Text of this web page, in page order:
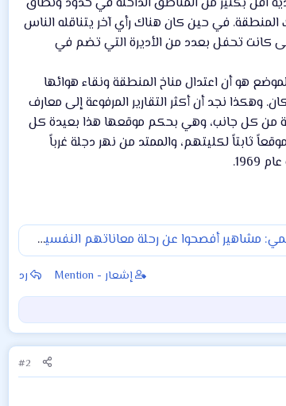
المنطقة. في حين كان هناك رأي آخر يتناقله الناس
كانت تحفل بعدد من الأديرة التي تضم في
هو أن اعتدال مناخ المنطقة ونقاء هوائها
وهكذا نجد أن أكثر التقارير المرفوعة إلى معارف
من كل جانب، وهي بحكم موقعها هذا بعيدة كل
ثابتاً لكليتهم، والممتد من نهر دجلة غرباً
يوم الصحة النفسية العالمي: مشاهير أفصحوا عن رحلة معاناتهم النفسية والصعود إلى القمة
إشعار - Mention رد
#2